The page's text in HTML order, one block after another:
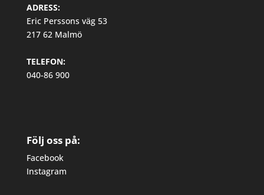
ADRESS:
Eric Perssons väg 53
217 62 Malmö
TELEFON:
040-86 900
Följ oss på:
Facebook
Instagram